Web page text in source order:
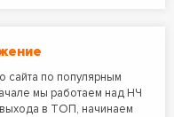
сайта по популярным
мы работаем над НЧ
в ТОП, начинаем